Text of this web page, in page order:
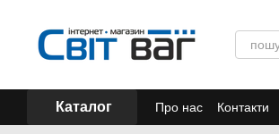
Каталог Про нас Контакти
Акції